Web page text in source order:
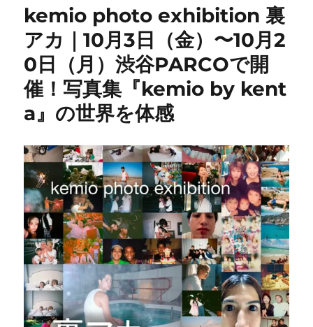
kemio photo exhibition 裏
アカ｜10月3日（金）〜10月2
0日（月）渋谷PARCOで開
催！写真集『kemio by kent
a』の世界を体感